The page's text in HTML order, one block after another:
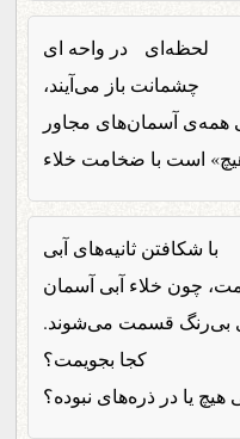
لحظه‌ای در واحه ای
چشمانت باز می‌آیند،
همه‌ی آسمان‌های مجاور
است با ضخامت خلاء
با شکافتن ثانیه‌های آبی
چون خلاء آبی آسمان
بی‌رنگ قسمت می‌شوند.
کجا بجویمت؟
هیچ یا در ذره‌های نبوده؟